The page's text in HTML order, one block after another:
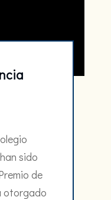
sido
de
otorgado